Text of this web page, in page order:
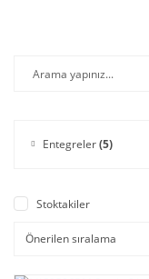
Entegreler(5)
Stoktakiler